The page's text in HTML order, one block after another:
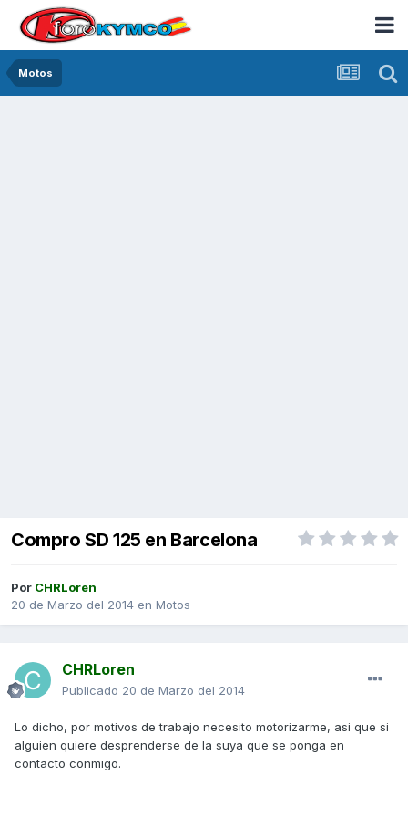
Motos
Compro SD 125 en Barcelona
Por CHRLoren
20 de Marzo del 2014 en Motos
CHRLoren
Publicado 20 de Marzo del 2014
Lo dicho, por motivos de trabajo necesito motorizarme, asi que si
alguien quiere desprenderse de la suya que se ponga en
contacto conmigo.